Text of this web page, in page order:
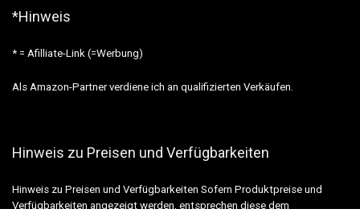
*Hinweis
* = Afilliate-Link (=Werbung)
Als Amazon-Partner verdiene ich an qualifizierten Verkäufen.
Hinweis zu Preisen und Verfügbarkeiten
Hinweis zu Preisen und Verfügbarkeiten Sofern Produktpreise und
Verfügbarkeiten angezeigt werden, entsprechen diese dem